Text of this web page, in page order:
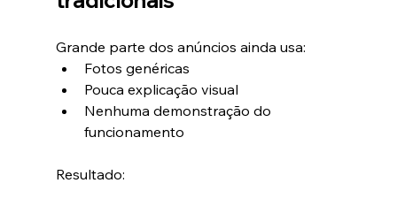
Grande parte dos anúncios ainda usa:
Fotos genéricas
Pouca explicação visual
Nenhuma demonstração do
funcionamento
Resultado: